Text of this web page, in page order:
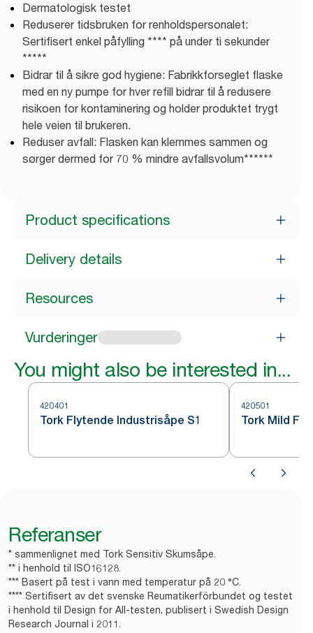
Dermatologisk testet
Reduserer tidsbruken for renholdspersonalet:
Sertifisert enkel påfylling **** på under ti sekunder
*****
Bidrar til å sikre god hygiene: Fabrikkforseglet flaske
med en ny pumpe for hver refill bidrar til å redusere
risikoen for kontaminering og holder produktet trygt
hele veien til brukeren.
Reduser avfall: Flasken kan klemmes sammen og
sørger dermed for 70 % mindre avfallsvolum******
Product specifications
Delivery details
Resources
Vurderinger
You might also be interested in...
420401
Tork Flytende Industrisåpe S1
420501
Tork Mild
Referanser
* sammenlignet med Tork Sensitiv Skumsåpe.
** i henhold til ISO16128.
*** Basert på test i vann med temperatur på 20 °C.
**** Sertifisert av det svenske Reumatikerförbundet og testet
i henhold til Design for All-testen, publisert i Swedish Design
Research Journal i 2011.